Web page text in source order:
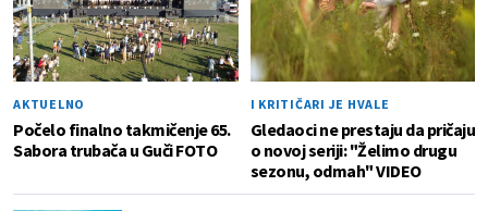
AKTUELNO
Počelo finalno takmičenje 65.
Sabora trubača u Guči FOTO
I KRITIČARI JE HVALE
Gledaoci ne prestaju da pričaju
o novoj seriji: "Želimo drugu
sezonu, odmah" VIDEO